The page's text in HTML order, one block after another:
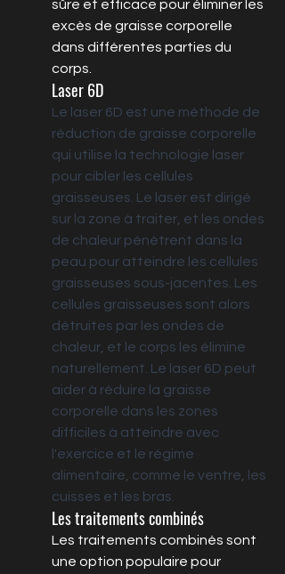
sûre et efficace pour éliminer les
excès de graisse corporelle
dans différentes parties du
corps.
Laser 6D
Le laser 6D est une méthode de
réduction de graisse corporelle
qui utilise la technologie laser
pour cibler les cellules
graisseuses. Le laser est dirigé
sur la zone à traiter, et les ondes
de chaleur pénètrent dans la
peau pour atteindre les cellules
graisseuses sous-jacentes. Les
cellules graisseuses sont alors
détruites par les ondes de
chaleur, et le corps les élimine
naturellement. Le laser 6D peut
aider à réduire la graisse
corporelle dans les zones
difficiles à atteindre avec
l'exercice et le régime
alimentaire, comme le ventre, les
cuisses et les bras.
Les traitements combinés
Les traitements combinés sont
une option populaire pour